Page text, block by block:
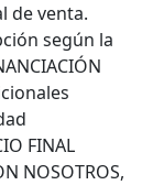
de venta.
según la
FINAL
NOSOTROS,